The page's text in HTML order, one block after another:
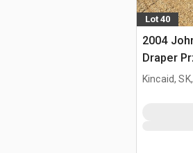
Lot 40
2004
Draper
kombajnu
Kincaid,